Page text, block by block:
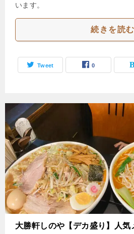
います。
続きを読む
Tweet 0
大勝軒しのや【デカ盛り】人気